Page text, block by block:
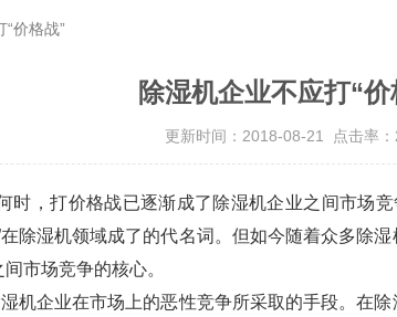
价格战”
除湿机企业不应打“价
更新时间：2018-08-21 点击率
，打价格战已逐渐成了除湿机企业之间市场
除湿机领域成了的代名词。但如今随着众多除
市场竞争的核心。
机企业在市场上的恶性竞争所采取的手段。在